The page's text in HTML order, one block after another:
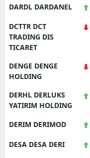
DARDL DARDANEL
DCTTR DCT
TRADING DIS
TICARET
DENGE DENGE
HOLDING
DERHL DERLUKS
YATIRIM HOLDING
DERIM DERIMOD
DESA DESA DERI